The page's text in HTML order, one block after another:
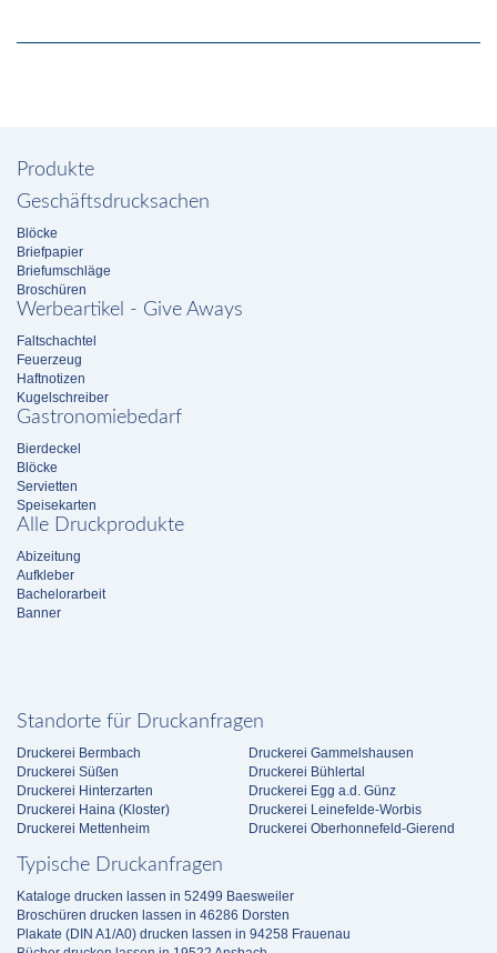
Produkte
Geschäftsdrucksachen
Blöcke
Briefpapier
Briefumschläge
Broschüren
Werbeartikel - Give Aways
Faltschachtel
Feuerzeug
Haftnotizen
Kugelschreiber
Gastronomiebedarf
Bierdeckel
Blöcke
Servietten
Speisekarten
Alle Druckprodukte
Abizeitung
Aufkleber
Bachelorarbeit
Banner
Standorte für Druckanfragen
Druckerei Bermbach
Druckerei Süßen
Druckerei Hinterzarten
Druckerei Haina (Kloster)
Druckerei Mettenheim
Druckerei Gammelshausen
Druckerei Bühlertal
Druckerei Egg a.d. Günz
Druckerei Leinefelde-Worbis
Druckerei Oberhonnefeld-Gierend
Typische Druckanfragen
Kataloge drucken lassen in 52499 Baesweiler
Broschüren drucken lassen in 46286 Dorsten
Plakate (DIN A1/A0) drucken lassen in 94258 Frauenau